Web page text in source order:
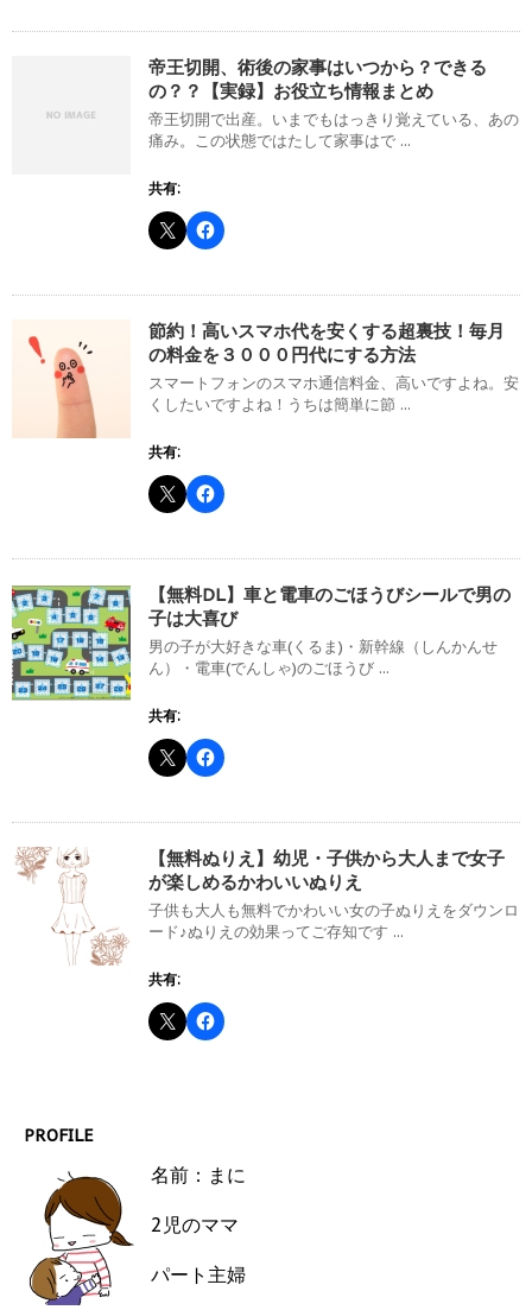
帝王切開、術後の家事はいつから？できる
の？？【実録】お役立ち情報まとめ
帝王切開で出産。いまでもはっきり覚えている、あの
痛み。この状態ではたして家事はで ...
共有:
節約！高いスマホ代を安くする超裏技！毎月
の料金を３０００円代にする方法
スマートフォンのスマホ通信料金、高いですよね。安
くしたいですよね！うちは簡単に節 ...
共有:
【無料DL】車と電車のごほうびシールで男の
子は大喜び
男の子が大好きな車(くるま)・新幹線（しんかんせ
ん）・電車(でんしゃ)のごほうび ...
共有:
【無料ぬりえ】幼児・子供から大人まで女子
が楽しめるかわいいぬりえ
子供も大人も無料でかわいい女の子ぬりえをダウンロ
ード♪ぬりえの効果ってご存知です ...
共有:
PROFILE
名前：まに
2児のママ
パート主婦